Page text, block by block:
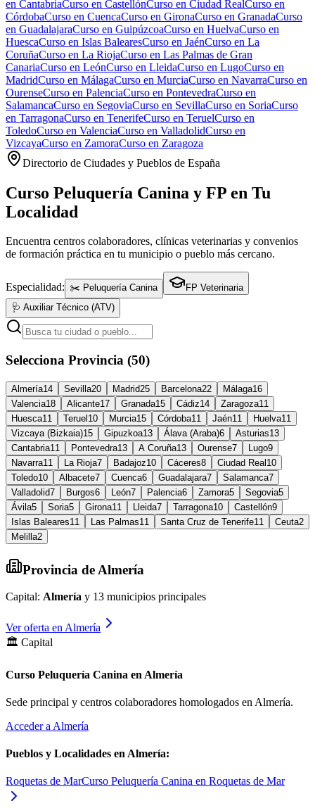
en CantabriaCurso en CastellónCurso en Ciudad RealCurso en
CórdobaCurso en CuencaCurso en GironaCurso en GranadaCurso
en GuadalajaraCurso en GuipúzcoaCurso en HuelvaCurso en
HuescaCurso en Islas BalearesCurso en JaénCurso en La
CoruñaCurso en La RiojaCurso en Las Palmas de Gran
CanariaCurso en LeónCurso en LleidaCurso en LugoCurso en
MadridCurso en MálagaCurso en MurciaCurso en NavarraCurso en
OurenseCurso en PalenciaCurso en PontevedraCurso en
SalamancaCurso en SegoviaCurso en SevillaCurso en SoriaCurso
en TarragonaCurso en TenerifeCurso en TeruelCurso en
ToledoCurso en ValenciaCurso en ValladolidCurso en
VizcayaCurso en ZamoraCurso en Zaragoza
Directorio de Ciudades y Pueblos de España
Curso Peluquería Canina y FP en Tu
Localidad
Encuentra centros colaboradores, clínicas veterinarias y convenios
de formación práctica en tu municipio o pueblo más cercano.
Especialidad: ✂️ Peluquería Canina
FP Veterinaria
🩺 Auxiliar Técnico (ATV)
Selecciona Provincia (50)
Almería14 Sevilla20 Madrid25 Barcelona22 Málaga16
Valencia18 Alicante17 Granada15 Cádiz14 Zaragoza11
Huesca11 Teruel 10 Murcia15 Córdoba11 Jaén11 Huelva11
Vizcaya (Bizkaia)15 Gipuzkoa13 Álava (Araba)6 Asturias13
Cantabria11 Pontevedra13 A Coruña13 Ourense7 Lugo9
Navarra11 La Rioja7 Badajoz10 Cáceres8 Ciudad Real 10
Toledo10 Albacete7 Cuenca6 Guadalajara7 Salamanca7
Valladolid7 Burgos6 León7 Palencia6 Zamora5 Segovia5
Ávila5 Soria5 Girona11 Lleida7 Tarragona10 Castellón9
Islas Baleares11 Las Palmas11 Santa Cruz de Tenerife11 Ceuta2
Melilla2
Provincia de Almería
Capital: Almería y 13 municipios principales
Ver oferta en Almería
🏛️ Capital
Curso Peluquería Canina en Almería
Sede principal y centros colaboradores homologados en Almería.
Acceder a Almería
Pueblos y Localidades en Almería:
Roquetas de MarCurso Peluquería Canina en Roquetas de Mar